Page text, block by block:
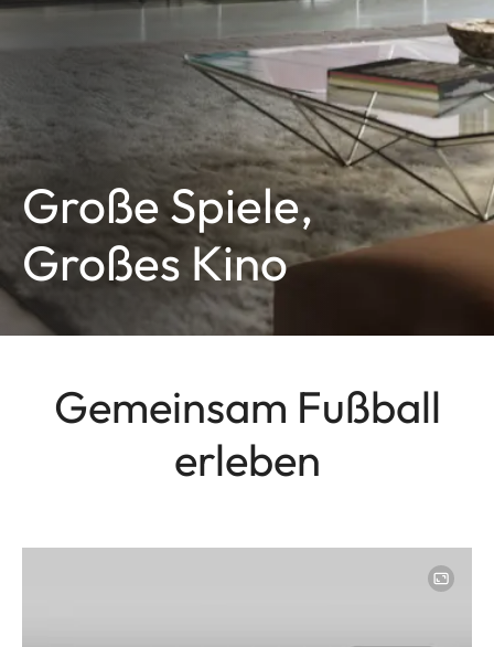
Große Spiele,
Großes Kino
Gemeinsam Fußball
erleben